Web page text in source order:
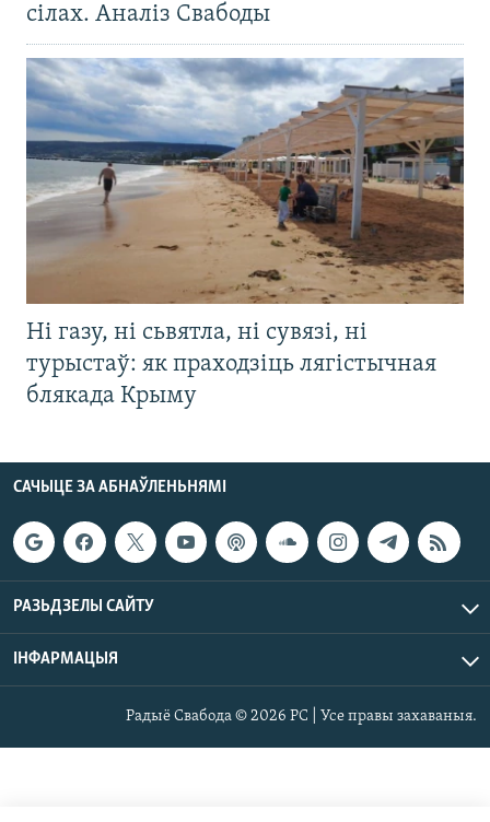
сілах. Аналіз Свабоды
Ні газу, ні сьвятла, ні сувязі, ні
турыстаў: як праходзіць лягістычная
блякада Крыму
САЧЫЦЕ ЗА АБНАЎЛЕНЬНЯМІ
РАЗЬДЗЕЛЫ САЙТУ
ІНФАРМАЦЫЯ
Радыё Свабода © 2026 РС | Усе правы захаваныя.